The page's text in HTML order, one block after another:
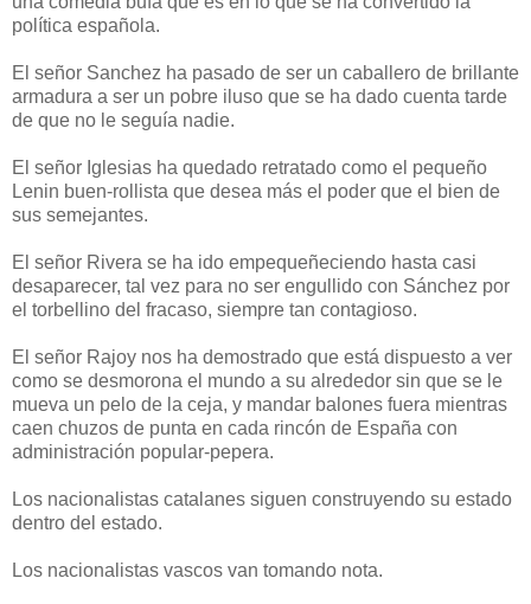
política española.
El señor Sanchez ha pasado de ser un caballero de brillante
armadura a ser un pobre iluso que se ha dado cuenta tarde
de que no le seguía nadie.
El señor Iglesias ha quedado retratado como el pequeño
Lenin buen-rollista que desea más el poder que el bien de
sus semejantes.
El señor Rivera se ha ido empequeñeciendo hasta casi
desaparecer, tal vez para no ser engullido con Sánchez por
el torbellino del fracaso, siempre tan contagioso.
El señor Rajoy nos ha demostrado que está dispuesto a ver
como se desmorona el mundo a su alrededor sin que se le
mueva un pelo de la ceja, y mandar balones fuera mientras
caen chuzos de punta en cada rincón de España con
administración popular-pepera.
Los nacionalistas catalanes siguen construyendo su estado
dentro del estado.
Los nacionalistas vascos van tomando nota.